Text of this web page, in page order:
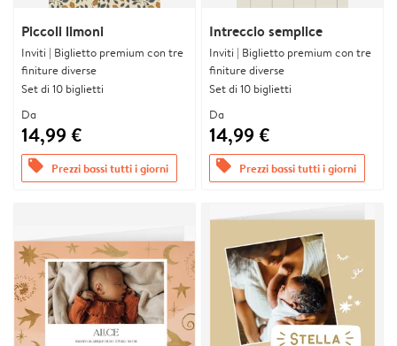
Piccoli limoni
Inviti | Biglietto premium con tre
finiture diverse
Set di 10 biglietti
Da
14,99 €
offers Prezzi bassi tutti i giorni
Intreccio semplice
Inviti | Biglietto premium con tre
finiture diverse
Set di 10 biglietti
Da
14,99 €
offers Prezzi bassi tutti i giorni